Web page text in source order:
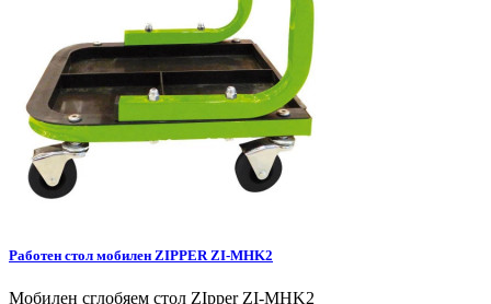
Работен стол мобилен ZIPPER ZI-MHK2
Мобилен сглобяем стол ZIpper ZI-MHK2